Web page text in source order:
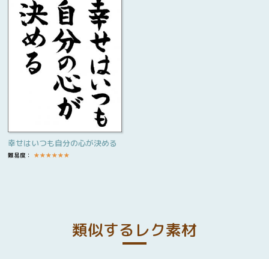
幸せはいつも自分の心が決める
難易度： ★★★★★★
類似するレク素材